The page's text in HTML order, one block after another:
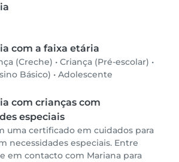
com a faixa etária
(Creche) • Criança (Pré-escolar) •
Básico) • Adolescente
com crianças com
especiais
uma certificado em cuidados para
necessidades especiais. Entre
em contacto com Mariana para